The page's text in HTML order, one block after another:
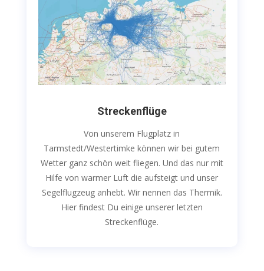
Streckenflüge
Von unserem Flugplatz in
Tarmstedt/Westertimke können wir bei gutem
Wetter ganz schön weit fliegen. Und das nur mit
Hilfe von warmer Luft die aufsteigt und unser
Segelflugzeug anhebt. Wir nennen das Thermik.
Hier findest Du einige unserer letzten
Streckenflüge.